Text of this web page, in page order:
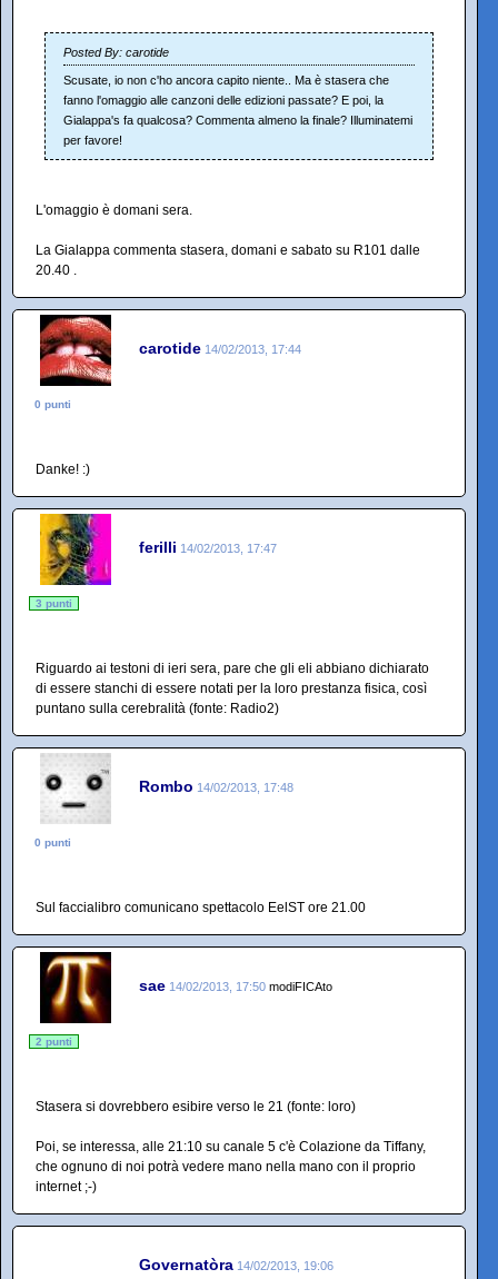
Posted By: carotide
Scusate, io non c'ho ancora capito niente.. Ma è stasera che
fanno l'omaggio alle canzoni delle edizioni passate? E poi, la
Gialappa's fa qualcosa? Commenta almeno la finale? Illuminatemi
per favore!
L'omaggio è domani sera.
La Gialappa commenta stasera, domani e sabato su R101 dalle
20.40 .
carotide 14/02/2013, 17:44
0 punti
Danke! :)
ferilli 14/02/2013, 17:47
3 punti
Riguardo ai testoni di ieri sera, pare che gli eli abbiano dichiarato
di essere stanchi di essere notati per la loro prestanza fisica, così
puntano sulla cerebralità (fonte: Radio2)
Rombo 14/02/2013, 17:48
0 punti
Sul faccialibro comunicano spettacolo EelST ore 21.00
sae 14/02/2013, 17:50 modiFICAto
2 punti
Stasera si dovrebbero esibire verso le 21 (fonte: loro)
Poi, se interessa, alle 21:10 su canale 5 c'è Colazione da Tiffany,
che ognuno di noi potrà vedere mano nella mano con il proprio
internet ;-)
Governatòra 14/02/2013, 19:06